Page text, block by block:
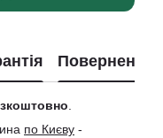
Повернення
.
по Києву -